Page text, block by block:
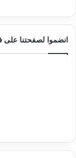
انضموا لصفحتنا على